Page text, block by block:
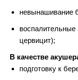
невынашивание
воспалительные
цервицит);
В качестве
подготовку к